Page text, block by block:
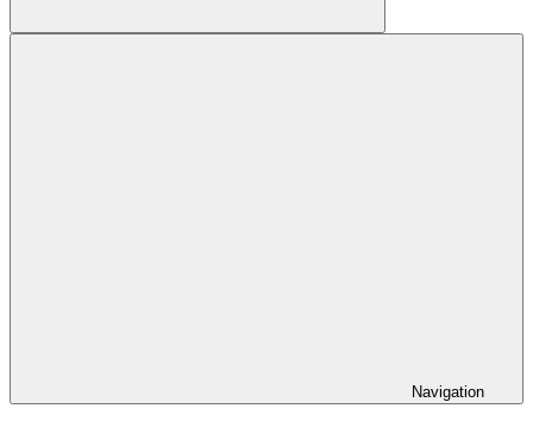
Suchen
Navigation